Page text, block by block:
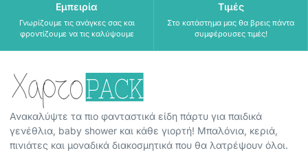
Εμπειρία
Γνωρίζουμε τις ανάγκες σας και
φροντίζουμε να τις καλύψουμε
Τιμές
Στο κατάστημα μας θα βρεις πάντα
συμφέρουσες τιμές!
Ανακαλύψτε τα πιο φανταστικά είδη πάρτυ για παιδικά
γενέθλια, baby shower και κάθε γιορτή! Μπαλόνια, κεριά,
πινιάτες και μοναδικά διακοσμητικά που θα λατρέψουν όλοι.